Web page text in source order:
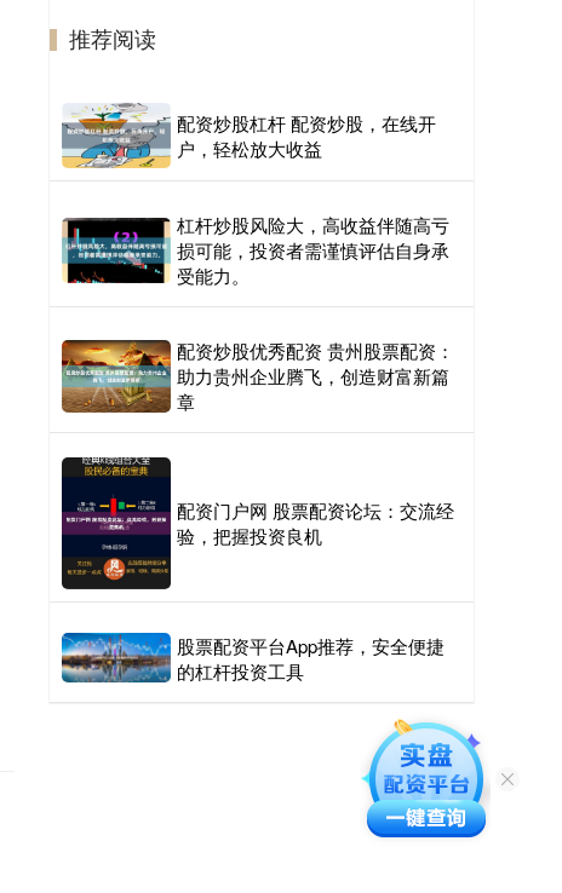
推荐阅读
配资炒股杠杆 配资炒股，在线开
户，轻松放大收益
杠杆炒股风险大，高收益伴随高亏
损可能，投资者需谨慎评估自身承
受能力。
配资炒股优秀配资 贵州股票配资：
助力贵州企业腾飞，创造财富新篇
章
配资门户网 股票配资论坛：交流经
验，把握投资良机
股票配资平台App推荐，安全便捷
的杠杆投资工具